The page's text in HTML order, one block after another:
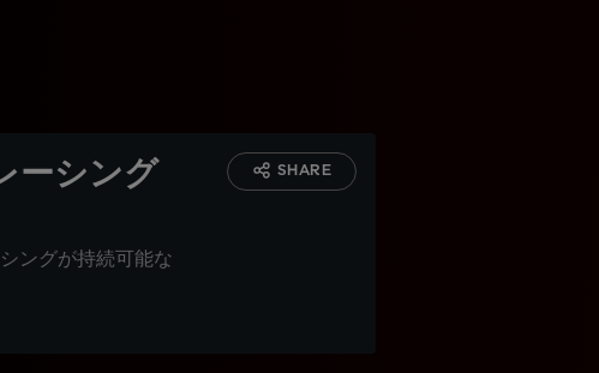
ーシング
ングが持続可能な
SHARE